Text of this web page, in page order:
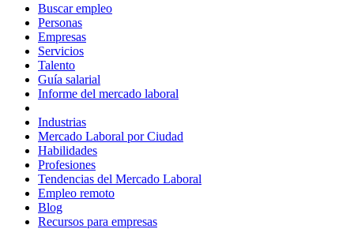
Buscar empleo
Personas
Empresas
Servicios
Talento
Guía salarial
Informe del mercado laboral
Industrias
Mercado Laboral por Ciudad
Habilidades
Profesiones
Tendencias del Mercado Laboral
Empleo remoto
Blog
Recursos para empresas